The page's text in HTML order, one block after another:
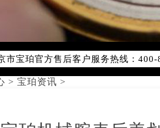
北京市售后服务网络优化升级公告
售后服务中心最新网点地址：
长安街1号东方广场写字楼W3座6层
> 宝珀资讯 >